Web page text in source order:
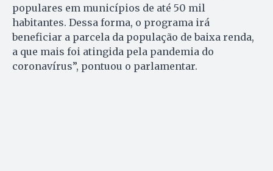
populares em municípios de até 50 mil
habitantes. Dessa forma, o programa irá
beneficiar a parcela da população de baixa renda,
a que mais foi atingida pela pandemia do
coronavírus”, pontuou o parlamentar.